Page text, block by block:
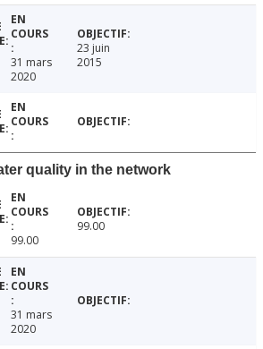
31 mars
2020
23 juin
2015
quality in the network
99.00
99.00
31 mars
2020